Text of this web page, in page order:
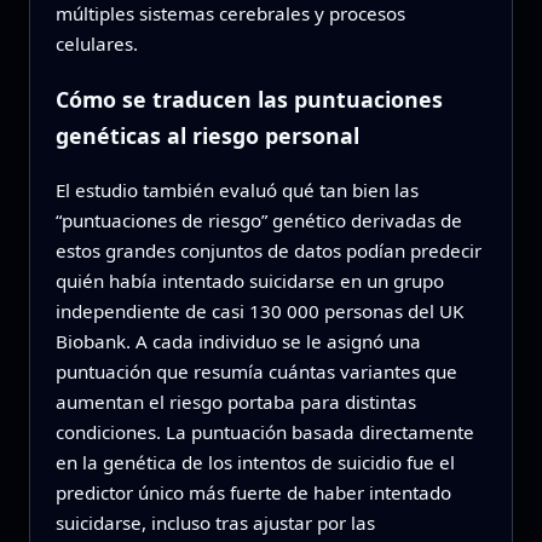
múltiples sistemas cerebrales y procesos
celulares.
Cómo se traducen las puntuaciones
genéticas al riesgo personal
El estudio también evaluó qué tan bien las
“puntuaciones de riesgo” genético derivadas de
estos grandes conjuntos de datos podían predecir
quién había intentado suicidarse en un grupo
independiente de casi 130 000 personas del UK
Biobank. A cada individuo se le asignó una
puntuación que resumía cuántas variantes que
aumentan el riesgo portaba para distintas
condiciones. La puntuación basada directamente
en la genética de los intentos de suicidio fue el
predictor único más fuerte de haber intentado
suicidarse, incluso tras ajustar por las